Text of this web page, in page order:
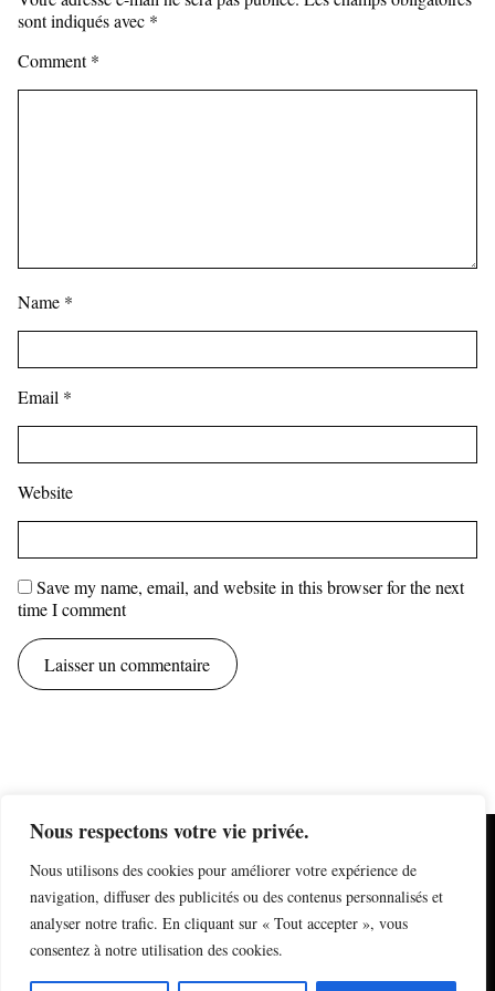
Nous respectons votre vie privée.
Nous utilisons des cookies pour améliorer votre expérience de
navigation, diffuser des publicités ou des contenus personnalisés et
analyser notre trafic. En cliquant sur « Tout accepter », vous
consentez à notre utilisation des cookies.
sont indiqués avec *
Comment*
Name *
Email *
Website
Save my name, email, and website in this browser for the next
time I comment
information sur les cookies
formulaire de contact
newsletter
plan du site
derniers articles